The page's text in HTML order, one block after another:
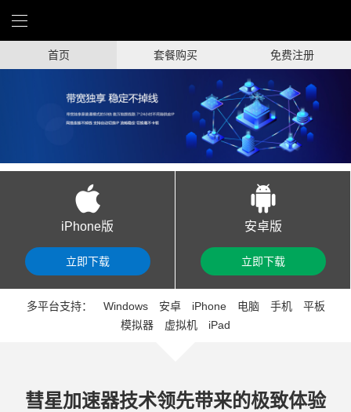
首页 套餐购买 免费注册
iPhone版
立即下载
安卓版
立即下载
多平台支持： Windows 安卓 iPhone 电脑 手机
平板
模拟器
虚拟机 iPad
彗星加速器技术领先带来的极致体验